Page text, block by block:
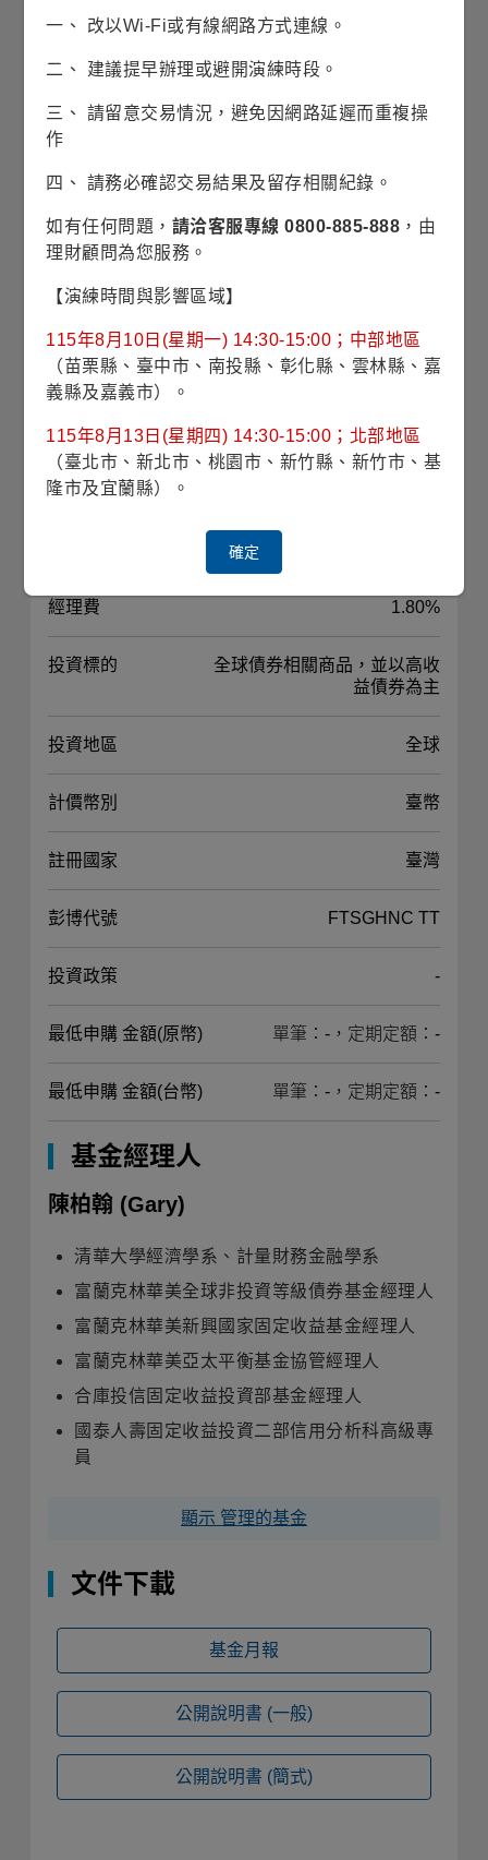
申購請洽銷售機構 銷售機構查詢
基本資料
基金成立日 2012/06/28
股份/級別發行日 2019/04/02
基金規模
風險等級 RR3(穩健型)
波動風險 3.45% (理柏三年期原幣別)
對應指數
經理費 1.80%
投資標的
全球債券相關商品，並以高收
益債券為主
投資地區 全球
計價幣別 臺幣
註冊國家 臺灣
彭博代號 FTSGHNC TT
投資政策 -
最低申購 金額(原幣) 單筆：-，定期定額：-
最低申購 金額(台幣) 單筆：-，定期定額：-
基金經理人
陳柏翰 (Gary)
清華大學經濟學系、計量財務金融學系
富蘭克林華美全球非投資等級債券基金經理人
富蘭克林華美新興國家固定收益基金經理人
富蘭克林華美亞太平衡基金協管經理人
合庫投信固定收益投資部基金經理人
國泰人壽固定收益投資二部信用分析科高級專
員
顯示 管理的基金
文件下載
基金月報
公開說明書 (一般)
公開說明書 (簡式)
一、 改以Wi-Fi或有線網路方式連線。
二、 建議提早辦理或避開演練時段。
三、 請留意交易情況，避免因網路延遲而重複操
作
四、 請務必確認交易結果及留存相關紀錄。
如有任何問題， 請洽客服專線 0800-885-888 ，由
理財顧問為您服務。
【演練時間與影響區域】
115年8月10日(星期一) 14:30-15:00；中部地區
（苗栗縣、臺中市、南投縣、彰化縣、雲林縣、嘉
義縣及嘉義市）。
115年8月13日(星期四) 14:30-15:00；北部地區
（臺北市、新北市、桃園市、新竹縣、新竹市、基
隆市及宜蘭縣）。
確定